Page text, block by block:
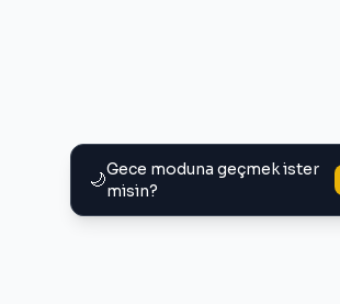
🌙Gece moduna geçmek ister
misin?